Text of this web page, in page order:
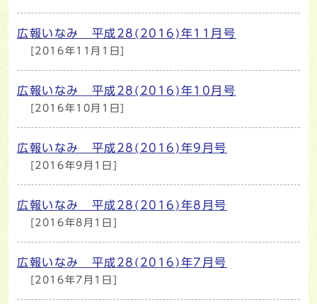
広報いなみ 平成28(2016)年11月号
[2016年11月1日]
広報いなみ 平成28(2016)年10月号
[2016年10月1日]
広報いなみ 平成28(2016)年9月号
[2016年9月1日]
広報いなみ 平成28(2016)年8月号
[2016年8月1日]
広報いなみ 平成28(2016)年7月号
[2016年7月1日]